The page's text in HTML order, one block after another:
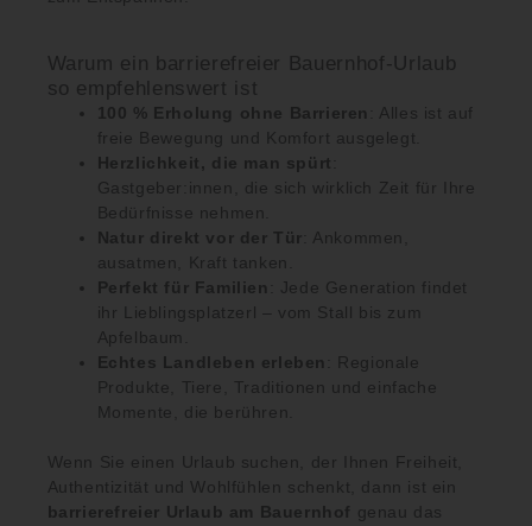
Warum ein barrierefreier Bauernhof-Urlaub
so empfehlenswert ist
100 % Erholung ohne Barrieren
: Alles ist auf
freie Bewegung und Komfort ausgelegt.
Herzlichkeit, die man spürt
Gastgeber:innen, die sich wirklich Zeit für Ihre
Bedürfnisse nehmen.
Natur direkt vor der Tür : Ankommen,
ausatmen, Kraft tanken.
Perfekt für Familien
: Jede Generation findet
ihr Lieblingsplatzerl – vom Stall bis zum
Apfelbaum.
Echtes Landleben erleben
: Regionale
Produkte, Tiere, Traditionen und einfache
Momente, die berühren.
Wenn Sie einen Urlaub suchen, der Ihnen Freiheit,
Authentizität und Wohlfühlen schenkt, dann ist ein
barrierefreier Urlaub am Bauernhof genau das